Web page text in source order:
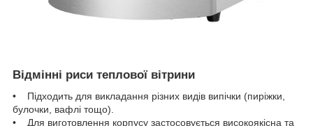
Відмінні риси теплової вітрини
• Підходить для викладання різних видів випічки (пиріжки,
булочки, вафлі тощо).
• Для виготовлення корпусу застосовується високоякісна та